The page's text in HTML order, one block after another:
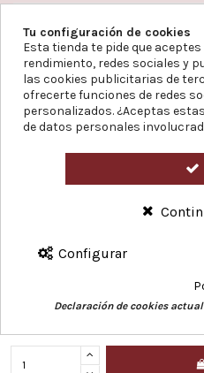
Puede darse de baja en cualquier momento. Para
consulte nuestra información de contacto en el
legal.
Acepto la Política de Privacidad.
Responsable del Tratamiento: Farmacia
servicio solicitado, la ejecución de un
caso de haber dado consentimiento.
de
limitación del tratamiento, a la
Proyecto: Instalación y puesta en
Tu configuración de cookies
Esta tienda te pide que
rendimiento, redes sociales y
las cookies publicitarias de
ofrecerte funciones de redes
personalizados. ¿Aceptas
de datos personales
Configurar
Declaración de cookies